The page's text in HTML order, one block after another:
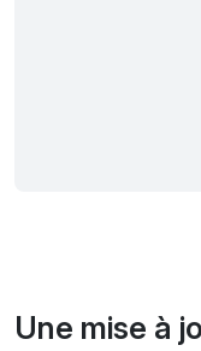
Une mise à